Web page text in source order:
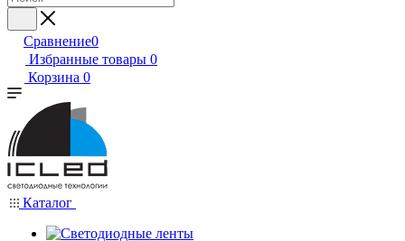
Сравнение0
Избранные товары 0
Корзина 0
Каталог